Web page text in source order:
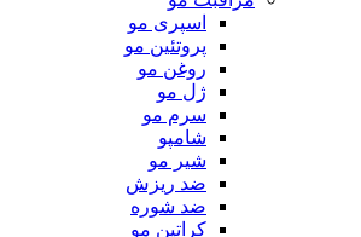
اسپری مو
پروتئین مو
روغن مو
ژل مو
سرم مو
شامپو
شیر مو
ضد ریزش
ضد شوره
کراتین مو